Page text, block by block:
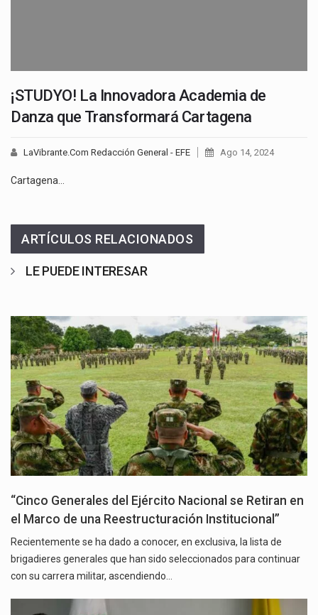
¡STUDYO! La Innovadora Academia de
Danza que Transformará Cartagena
LaVibrante.Com Redacción General - EFE Ago 14, 2024
Cartagena…
ARTÍCULOS RELACIONADOS
LE PUEDE INTERESAR
“Cinco Generales del Ejército Nacional se Retiran en
el Marco de una Reestructuración Institucional”
Recientemente se ha dado a conocer, en exclusiva, la lista de
brigadieres generales que han sido seleccionados para continuar
con su carrera militar, ascendiendo…